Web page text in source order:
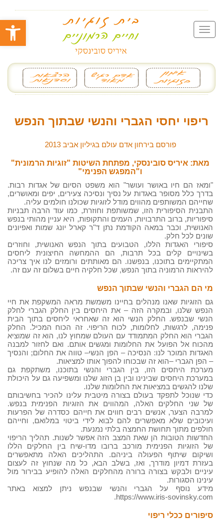
פתח
ריפוי יחסי הגברי והנשי שבתוך הנפש
פורסם בירחון אדם עולם בגיליון אביב 2013
מאת: איריס סובינסקי, מפתחת השיטות "זוגיות הרמונית"
ו"המפגש הפנימי"
"ומאז הם חיו באושר ועושר" הוא משפט הסיום של אגדות רבות.
בדרך כלל מסופר באגדות על נסיך ונסיכה צעירים, יפים ומאושרים,
שחייהם המשותפים מהווים מודל לזוגיות שכולנו חולמים עליה.
התבנית הסיפורית הזו, שמשותפת וחוזרת, כמו עוד הרבה תבניות
סיפוריות, ברוב התרבויות, העמים והתקופות, היא עניין מהותי בנפש
האנושית, וכבר במאה הקודמת נתן ד"ר קארל יונג שמות ואפיונים
שונים לכל חלק.
סיפורי האגדות הללו, הטבועים בתוך הנפש האנושית, וחוזרים
בשינויים קלים בכל תרבות, הם ההמחשה החיצונית ליחסים
המתקיימים בתוכנו, בנפשנו. הם מאותתים ורומזים לנו איך צריכה
להיראות הרמוניה בתוך הנפש, שכל חלקיה חיים בשלום זה עם זה.
מי הם הגברי והנשי שבתוך הנפש
גם הזוגיות שאנו מנהלים בחיינו משמשת מראה המשקפת את חיי
הנפש שלנו, ובמקרה הזה – את היחסים בין החלק הגברי לחלק
הנשי שבנפש. החלק הנשי הוא זה שאחראי ליחסים בתוך הבית
פנימה, לרגשות, לחלומות, לכוח הריפוי. זה הכוח המכיל. החלק
הגברי הוא החלק המתמודד עם העולם שמחוץ לנו, הוא זה שמוציא
מהכוח אל הפועל את החלומות ומגשים אותם. ואם לחזור למבנה
האגדות המוכר לנו: הנסיכה – הפן הנשי– טווה את החלום; והנסיך
– הפן הגברי –הוא זה שבכוחו להפוך אותו למציאות.
מערכת היחסים הזו, בין הגברי והנשי בתוכנו, משתקפת גם
במערכת היחסים שבינינו ובין בן הזוג שלנו ומשפיעה גם על היכולת
שלנו להגשים במציאות את החלומות שלנו.
כדי שנוכל לתפקד בעולם בצורה מיטבית עלינו להכיר בחשיבותם
של שני החלקים האלה, המהווים את הזוגיות הפנימית בנפש.
למרבה הצער, אנשים רבים חווים את חייהם כסדרה של הפרעות
ועיכובים שלא מאפשרים להם לבוא לידי ביטוי במלואם, וחייהם
חולפים מתוך תחושת החמצה בלתי נמנעת.
החדשות הטובות הן שאת המצב הזה אפשר לשנות. תהליך הריפוי
של הזוגיות הפנימית מורכב ברובו מדו-שיח בין החלקים הללו
ושיקום שיתוף הפעולה ביניהם. התהליכים האלה מתאפשרים
בעזרת דמיון מודרך, ואז, בשלב הבא, כל מה שנחוץ זה לעצום
עיניים ולבקש בצורה ברורה מהחלקים האלה להופיע בבירור מול
עינינו הסגורות.
מידע נוסף על הגברי והנשי שבנפש ניתן למצוא באתר
https://www.iris-sovinsky.com.
סיפורים ככלי ריפוי